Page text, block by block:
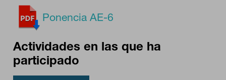
Ponencia AE-6
Actividades en las que ha
participado
Puedes volver a configurar tus cookies desde la sección "Configuración
de cookies" al pie de la página. También puedes consultar nuestra
política de cookies